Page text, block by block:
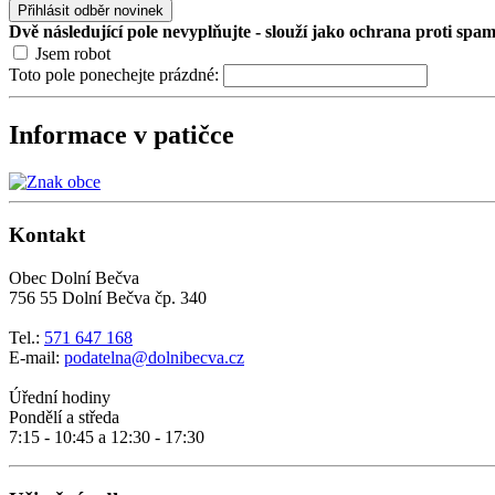
Přihlásit odběr novinek
Dvě následující pole nevyplňujte - slouží jako ochrana proti
Jsem robot
Toto pole ponechejte prázdné:
Informace v patičce
Kontakt
Obec Dolní Bečva
756 55 Dolní Bečva čp. 340
Tel.: 571 647 168
E-mail: podatelna@dolnibecva.cz
Úřední hodiny
Pondělí a středa
7:15 - 10:45 a 12:30 - 17:30